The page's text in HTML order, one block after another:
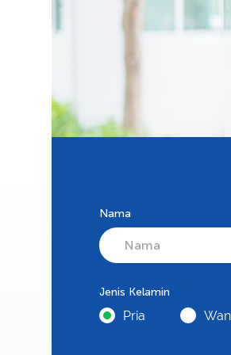
Nama
Jenis Kelamin
Pria